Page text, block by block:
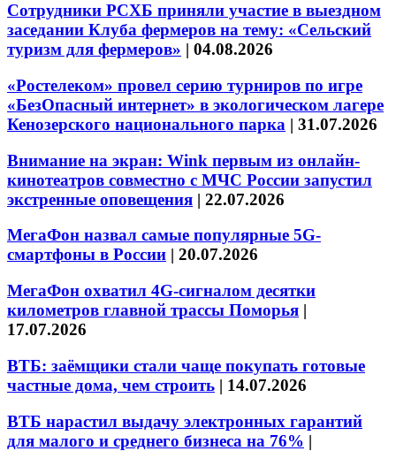
Сотрудники РСХБ приняли участие в выездном
заседании Клуба фермеров на тему: «Сельский
туризм для фермеров» | 04.08.2026
«Ростелеком» провел серию турниров по игре
«БезОпасный интернет» в экологическом лагере
Кенозерского национального парка | 31.07.2026
Внимание на экран: Wink первым из онлайн-
кинотеатров совместно с МЧС России запустил
экстренные оповещения | 22.07.2026
МегаФон назвал самые популярные 5G-
смартфоны в России | 20.07.2026
МегаФон охватил 4G-сигналом десятки
километров главной трассы Поморья |
17.07.2026
ВТБ: заёмщики стали чаще покупать готовые
частные дома, чем строить | 14.07.2026
ВТБ нарастил выдачу электронных гарантий
для малого и среднего бизнеса на 76% |